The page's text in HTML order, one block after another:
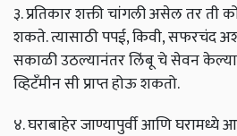
३. प्रतिकार शक्ती चांगली असेल तर ती
शकते. त्यासाठी पपई, किवी, सफरचंद
सकाळी उठल्यानंतर लिंबू चे सेवन
व्हिटँमीन सी प्राप्त होऊ शकतो.
४. घराबाहेर जाण्यापुर्वी आणि घरामध्ये